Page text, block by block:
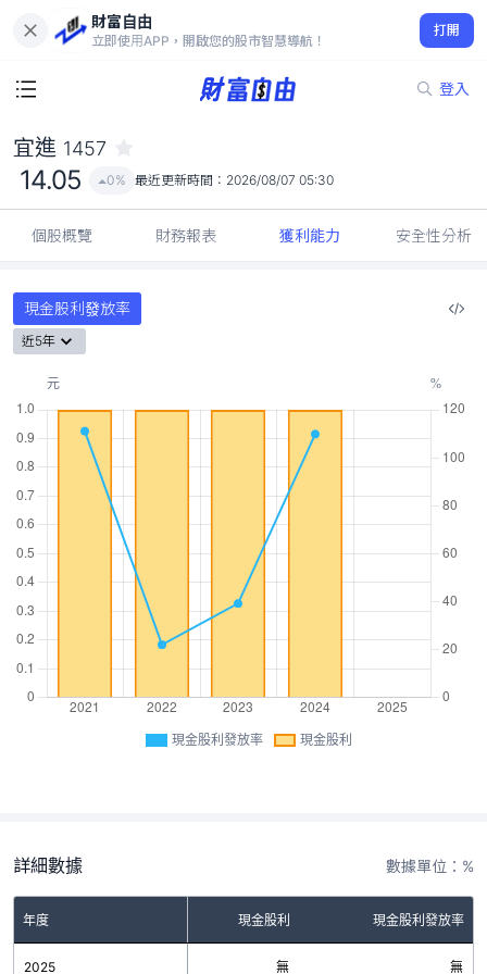
財富自由
立即使用APP，開啟您的股市智慧導航！
打開
登入
14.05
0%
宜進 1457
14.05 0% 最近更新時間： 2026/08/07 05:30
個股概覽 財務報表 獲利能力 安全性分析
現金股利發放率
近5年
現金股利發放率 現金股利
詳細數據 數據單位：%
年度 現金股利 現金股利發放率
2025 無 無